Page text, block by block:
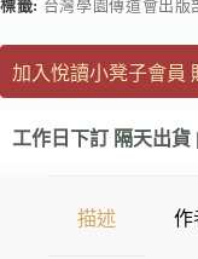
標籤: 台灣學園傳道會出版
加入悅讀小凳子會員
工作日下訂 隔天出貨
描述 作